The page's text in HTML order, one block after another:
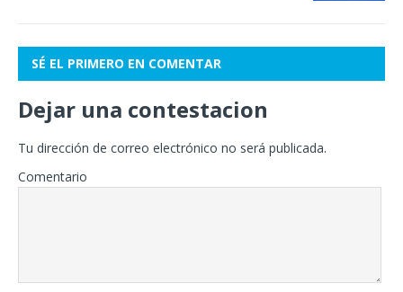
SÉ EL PRIMERO EN COMENTAR
Dejar una contestacion
Tu dirección de correo electrónico no será publicada.
Comentario